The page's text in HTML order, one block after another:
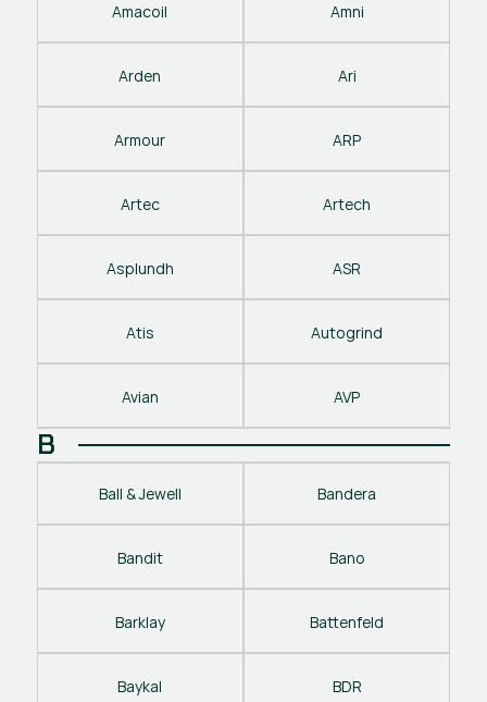
Amacoil Amni
Arden Ari
Armour ARP
Artec Artech
Asplundh ASR
Atis Autogrind
Avian AVP
B
Ball & Jewell Bandera
Bandit Bano
Barklay Battenfeld
Baykal BDR